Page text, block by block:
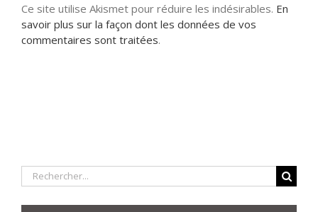
Ce site utilise Akismet pour réduire les indésirables. En
savoir plus sur la façon dont les données de vos
commentaires sont traitées.
Rechercher: